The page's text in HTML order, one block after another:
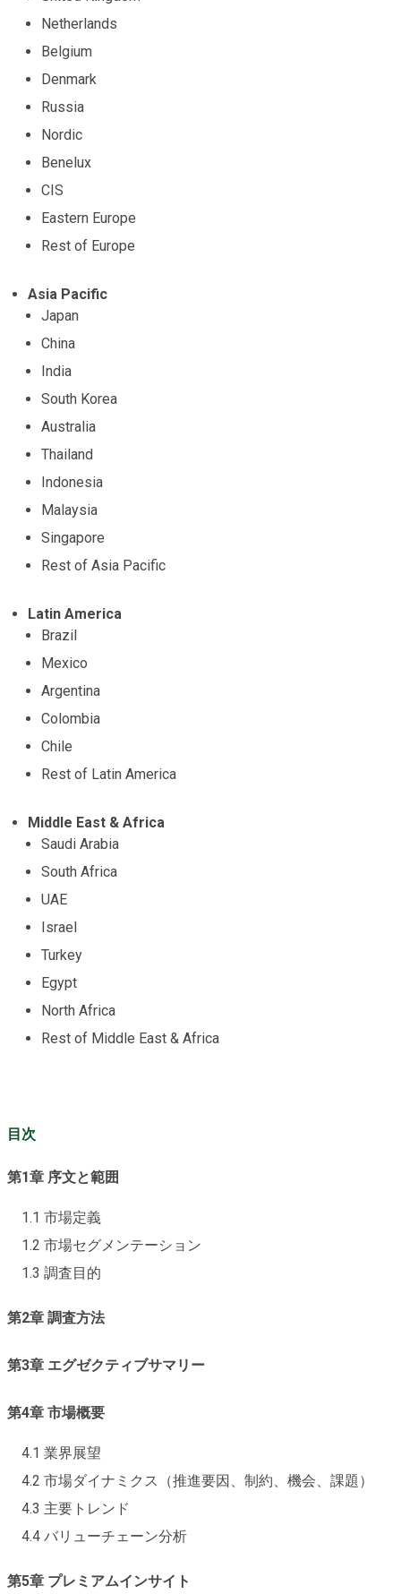
Netherlands
Belgium
Denmark
Russia
Nordic
Benelux
CIS
Eastern Europe
Rest of Europe
Asia Pacific
Japan
China
India
South Korea
Australia
Thailand
Indonesia
Malaysia
Singapore
Rest of Asia Pacific
Latin America
Brazil
Mexico
Argentina
Colombia
Chile
Rest of Latin America
Middle East & Africa
Saudi Arabia
South Africa
UAE
Israel
Turkey
Egypt
North Africa
Rest of Middle East & Africa
目次
第1章 序文と範囲
1.1 市場定義
1.2 市場セグメンテーション
1.3 調査目的
第2章 調査方法
第3章 エグゼクティブサマリー
第4章 市場概要
4.1 業界展望
4.2 市場ダイナミクス（推進要因、制約、機会、課題）
4.3 主要トレンド
4.4 バリューチェーン分析
第5章 プレミアムインサイト